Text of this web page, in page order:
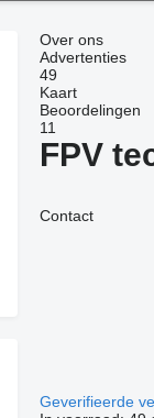
Over ons
Advertenties
49
Kaart
Beoordelingen
11
FPV
Contact
Geverifieerde